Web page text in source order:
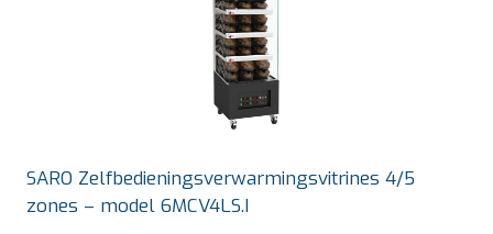
SARO Zelfbedieningsverwarmingsvitrines 4/5
zones – model 6MCV4LS.I